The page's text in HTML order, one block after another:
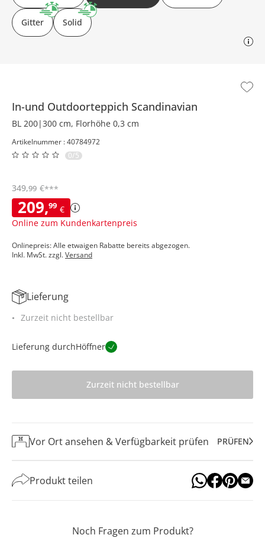
In-und Outdoorteppich Scandinavian
BL 200|300 cm, Florhöhe 0,3 cm
Artikelnummer : 40784972
0/5
209,99 €
Online zum Kundenkartenpreis
349,99 €***
Onlinepreis: Alle etwaigen Rabatte bereits abgezogen.
Inkl. MwSt. zzgl.Versand
Gitter Solid
Lieferung
Zurzeit nicht bestellbar
Lieferung durchHöffner
Zurzeit nicht bestellbar
Vor Ort ansehen & Verfügbarkeit prüfen PRÜFEN
Produkt teilen
Noch Fragen zum Produkt?